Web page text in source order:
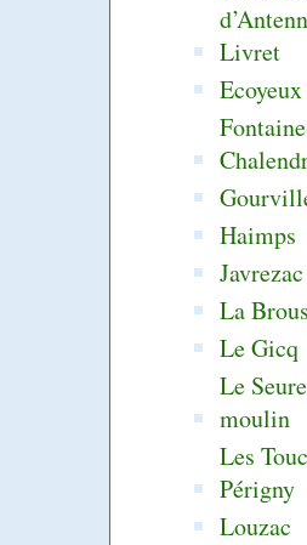
Livret
Ecoyeux
Haimps
Javrezac
La
Le Gicq
Le
moulin
Les
Périgny
Louzac